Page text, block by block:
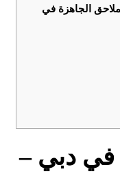
الجاهزة في
في دبي –